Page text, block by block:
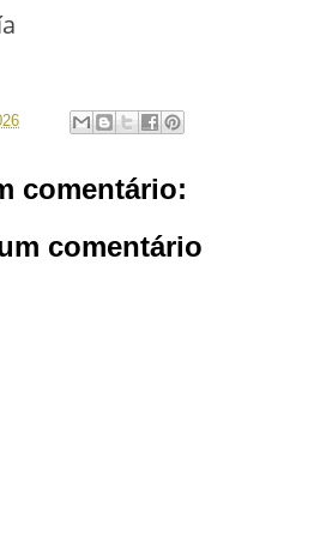
comentário:
comentário